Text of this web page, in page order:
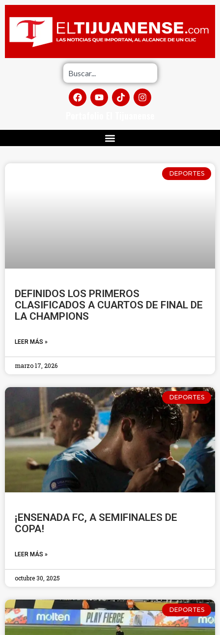
DEPORTES
DEFINIDOS LOS PRIMEROS
CLASIFICADOS A CUARTOS DE FINAL DE
LA CHAMPIONS
LEER MÁS »
marzo 17, 2026
DEPORTES
¡ENSENADA FC, A SEMIFINALES DE
COPA!
LEER MÁS »
octubre 30, 2025
DEPORTES